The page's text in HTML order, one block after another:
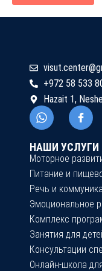
@retnec.tusiv
+972 58 533
Hazait 1,
НАШИ УСЛУГИ
Моторное
Питание и
Речь и
Эмоциональное
Комплекс
Занятия для
Консультации
Онлайн-школа